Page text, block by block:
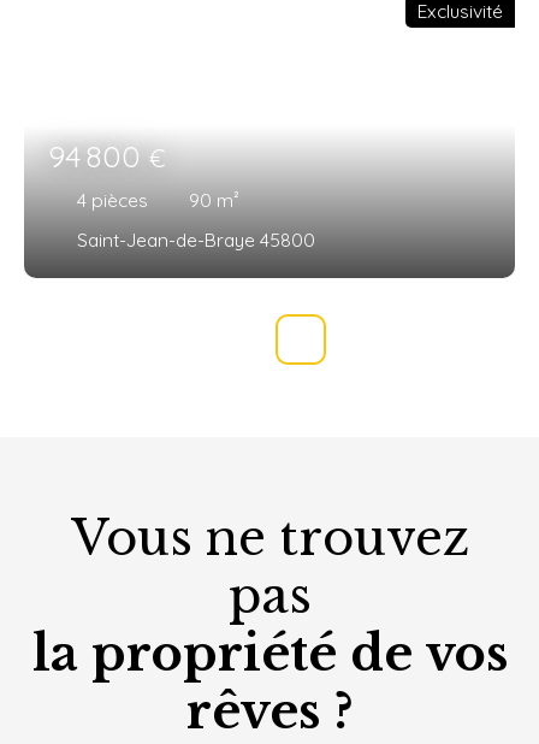
94 800€
4 pièces 90 m²
Saint-Jean-de-Braye 45800
Exclusivité
Vous ne trouvez
pas
la propriété de vos
rêves ?